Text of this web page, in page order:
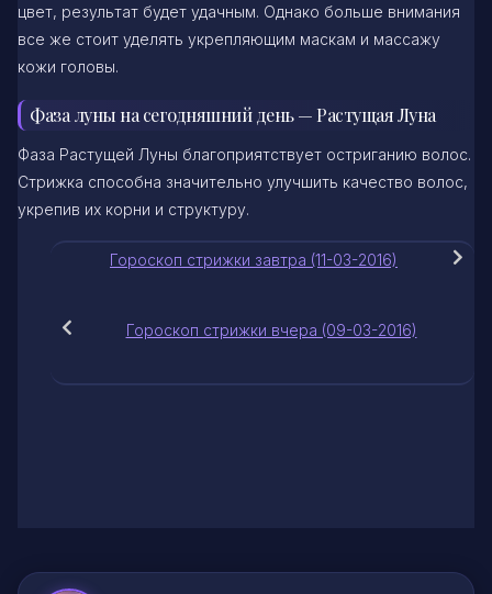
цвет, результат будет удачным. Однако больше внимания
все же стоит уделять укрепляющим маскам и массажу
кожи головы.
Фаза луны на сегодняшний день — Растущая Луна
Фаза Растущей Луны благоприятствует остриганию волос.
Стрижка способна значительно улучшить качество волос,
укрепив их корни и структуру.
Гороскоп стрижки завтра (11-03-2016)
Гороскоп стрижки вчера (09-03-2016)